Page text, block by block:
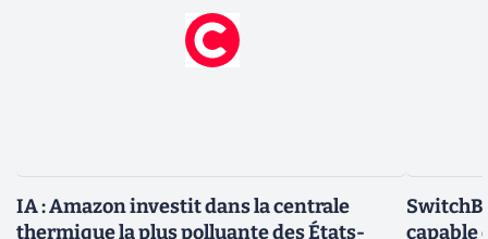
IA : Amazon investit dans la centrale
thermique la plus polluante des États-
capable